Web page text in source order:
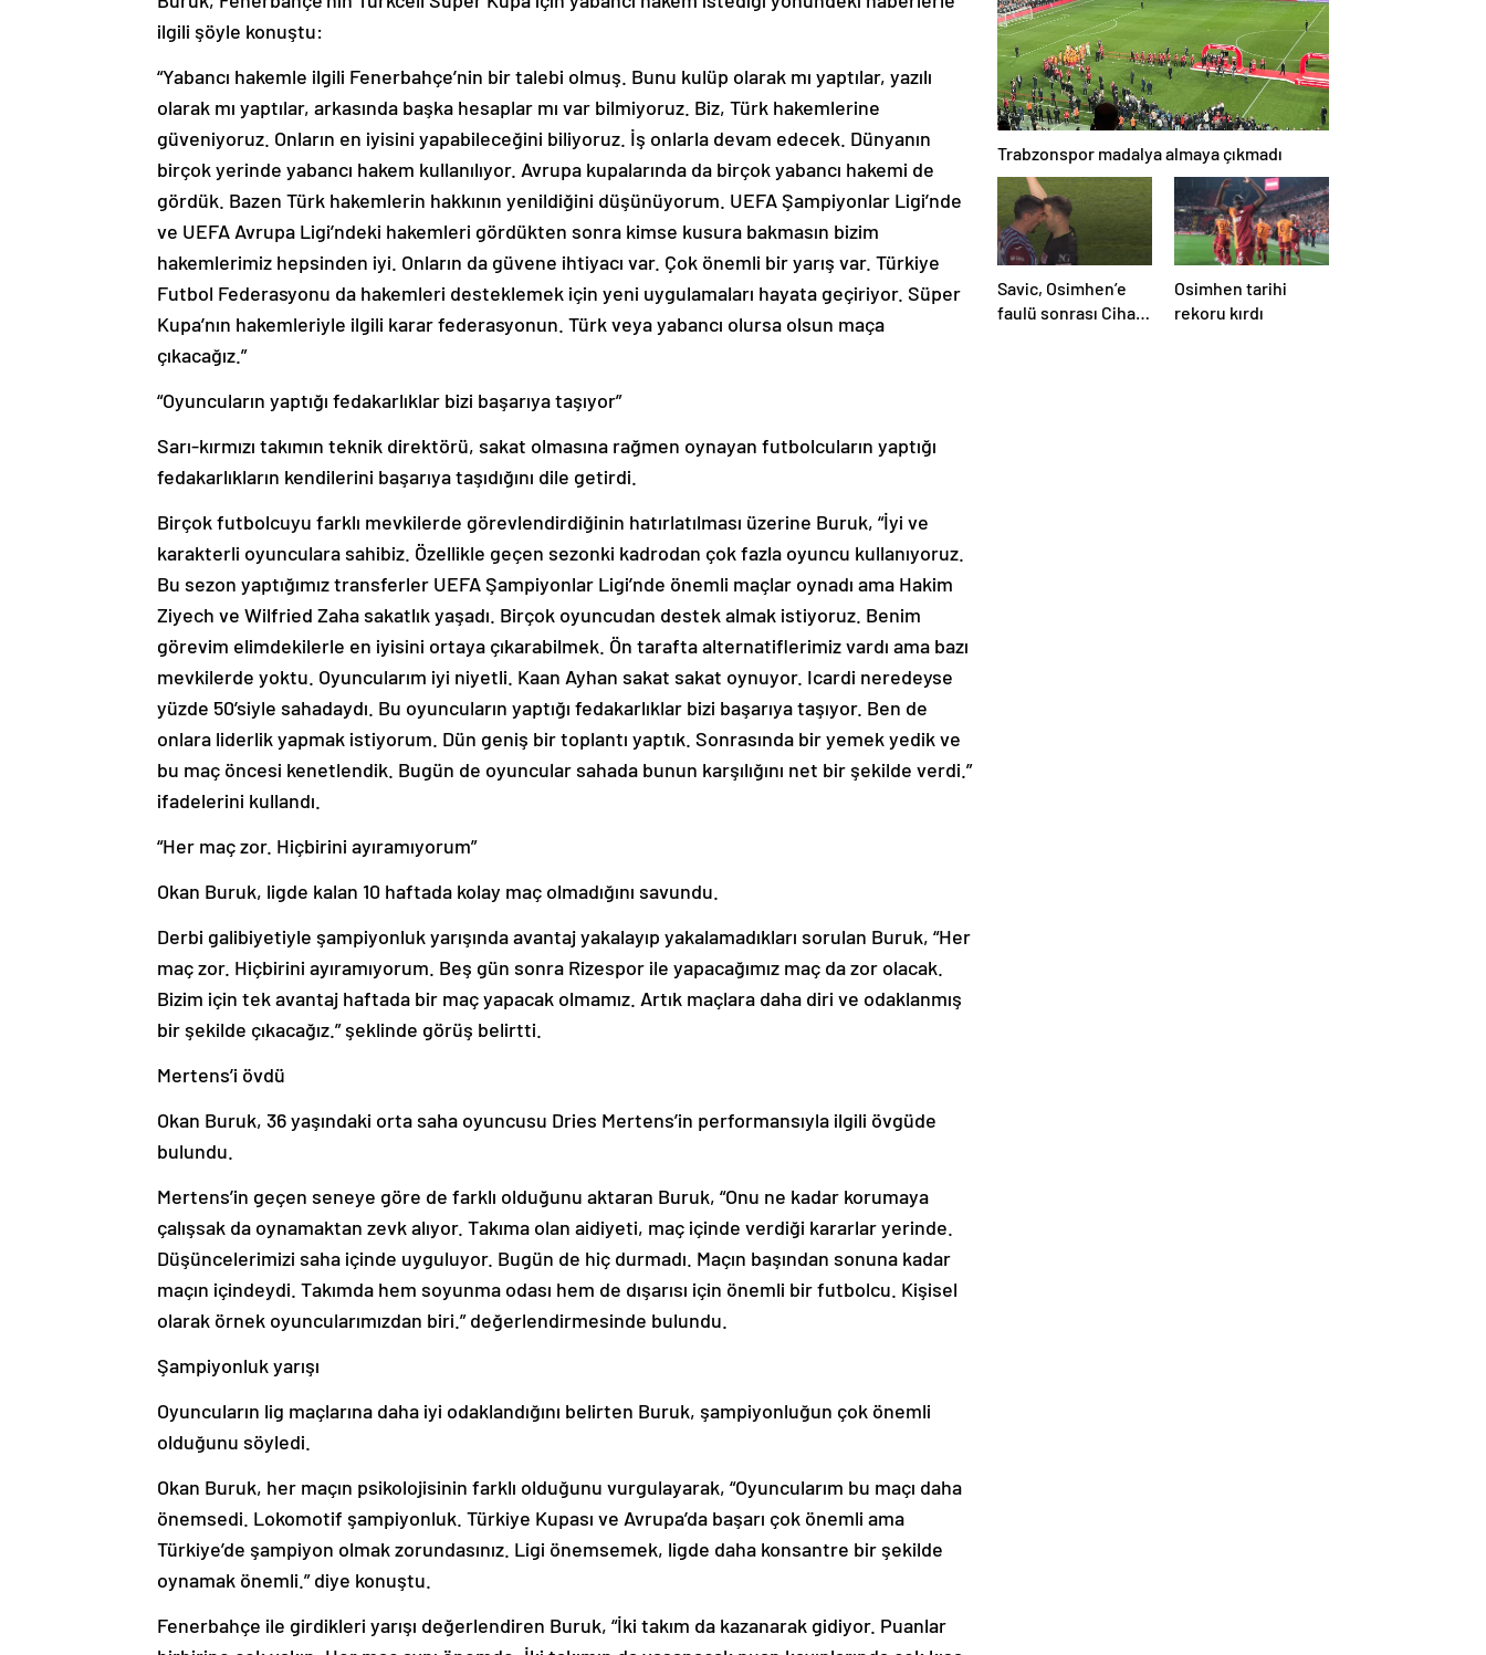
ilgili şöyle konuştu:
“Yabancı hakemle ilgili Fenerbahçe’nin bir talebi olmuş. Bunu kulüp olarak mı yaptılar, yazılı
olarak mı yaptılar, arkasında başka hesaplar mı var bilmiyoruz. Biz, Türk hakemlerine
güveniyoruz. Onların en iyisini yapabileceğini biliyoruz. İş onlarla devam edecek. Dünyanın
birçok yerinde yabancı hakem kullanılıyor. Avrupa kupalarında da birçok yabancı hakemi de
gördük. Bazen Türk hakemlerin hakkının yenildiğini düşünüyorum. UEFA Şampiyonlar Ligi’nde
ve UEFA Avrupa Ligi’ndeki hakemleri gördükten sonra kimse kusura bakmasın bizim
hakemlerimiz hepsinden iyi. Onların da güvene ihtiyacı var. Çok önemli bir yarış var. Türkiye
Futbol Federasyonu da hakemleri desteklemek için yeni uygulamaları hayata geçiriyor. Süper
Kupa’nın hakemleriyle ilgili karar federasyonun. Türk veya yabancı olursa olsun maça
çıkacağız.”
“Oyuncuların yaptığı fedakarlıklar bizi başarıya taşıyor”
Sarı-kırmızı takımın teknik direktörü, sakat olmasına rağmen oynayan futbolcuların yaptığı
fedakarlıkların kendilerini başarıya taşıdığını dile getirdi.
Birçok futbolcuyu farklı mevkilerde görevlendirdiğinin hatırlatılması üzerine Buruk, “İyi ve
karakterli oyunculara sahibiz. Özellikle geçen sezonki kadrodan çok fazla oyuncu kullanıyoruz.
Bu sezon yaptığımız transferler UEFA Şampiyonlar Ligi’nde önemli maçlar oynadı ama Hakim
Ziyech ve Wilfried Zaha sakatlık yaşadı. Birçok oyuncudan destek almak istiyoruz. Benim
görevim elimdekilerle en iyisini ortaya çıkarabilmek. Ön tarafta alternatiflerimiz vardı ama bazı
mevkilerde yoktu. Oyuncularım iyi niyetli. Kaan Ayhan sakat sakat oynuyor. Icardi neredeyse
yüzde 50’siyle sahadaydı. Bu oyuncuların yaptığı fedakarlıklar bizi başarıya taşıyor. Ben de
onlara liderlik yapmak istiyorum. Dün geniş bir toplantı yaptık. Sonrasında bir yemek yedik ve
bu maç öncesi kenetlendik. Bugün de oyuncular sahada bunun karşılığını net bir şekilde verdi.”
ifadelerini kullandı.
“Her maç zor. Hiçbirini ayıramıyorum”
Okan Buruk, ligde kalan 10 haftada kolay maç olmadığını savundu.
Derbi galibiyetiyle şampiyonluk yarışında avantaj yakalayıp yakalamadıkları sorulan Buruk, “Her
maç zor. Hiçbirini ayıramıyorum. Beş gün sonra Rizespor ile yapacağımız maç da zor olacak.
Bizim için tek avantaj haftada bir maç yapacak olmamız. Artık maçlara daha diri ve odaklanmış
bir şekilde çıkacağız.” şeklinde görüş belirtti.
Mertens’i övdü
Okan Buruk, 36 yaşındaki orta saha oyuncusu Dries Mertens’in performansıyla ilgili övgüde
bulundu.
Mertens’in geçen seneye göre de farklı olduğunu aktaran Buruk, “Onu ne kadar korumaya
çalışsak da oynamaktan zevk alıyor. Takıma olan aidiyeti, maç içinde verdiği kararlar yerinde.
Düşüncelerimizi saha içinde uyguluyor. Bugün de hiç durmadı. Maçın başından sonuna kadar
maçın içindeydi. Takımda hem soyunma odası hem de dışarısı için önemli bir futbolcu. Kişisel
olarak örnek oyuncularımızdan biri.” değerlendirmesinde bulundu.
Şampiyonluk yarışı
Oyuncuların lig maçlarına daha iyi odaklandığını belirten Buruk, şampiyonluğun çok önemli
olduğunu söyledi.
Okan Buruk, her maçın psikolojisinin farklı olduğunu vurgulayarak, “Oyuncularım bu maçı daha
önemsedi. Lokomotif şampiyonluk. Türkiye Kupası ve Avrupa’da başarı çok önemli ama
Türkiye’de şampiyon olmak zorundasınız. Ligi önemsemek, ligde daha konsantre bir şekilde
oynamak önemli.” diye konuştu.
Fenerbahçe ile girdikleri yarışı değerlendiren Buruk, “İki takım da kazanarak gidiyor. Puanlar
Trabzonspor madalya almaya çıkmadı
Savic, Osimhen’e
faulü sonrası Cihan
Osimhen tarihi
rekoru kırdı